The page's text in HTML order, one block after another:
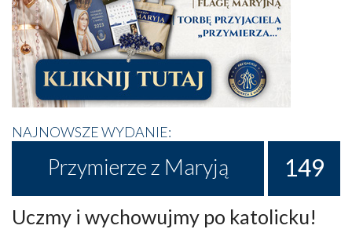
NAJNOWSZE WYDANIE:
Przymierze z Maryją 149
Uczmy i wychowujmy po katolicku!